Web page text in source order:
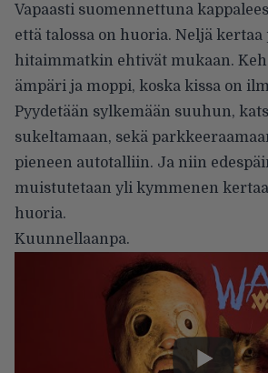
Vapaasti suomennettuna
että talossa on huoria. Neljä
hitaimmatkin ehtivät mukaan.
ämpäri ja moppi, koska kissa on
Pyydetään sylkemään suuhun,
sukeltamaan, sekä
pieneen autotalliin. Ja niin
muistutetaan yli kymmenen
huoria.
Kuunnellaanpa.